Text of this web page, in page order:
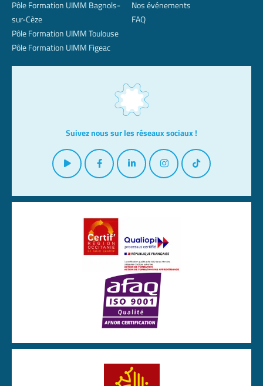
Pôle Formation UIMM Bagnols-
sur-Cèze
Pôle Formation UIMM Toulouse
Pôle Formation UIMM Figeac
Nos événements
FAQ
Suivez nous sur les réseaux sociaux !